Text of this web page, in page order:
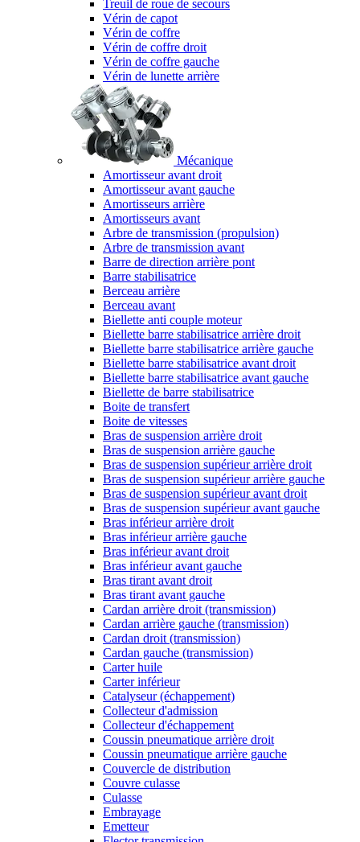
Treuil de roue de secours
Vérin de capot
Vérin de coffre
Vérin de coffre droit
Vérin de coffre gauche
Vérin de lunette arrière
Mécanique
Amortisseur avant droit
Amortisseur avant gauche
Amortisseurs arrière
Amortisseurs avant
Arbre de transmission (propulsion)
Arbre de transmission avant
Barre de direction arrière pont
Barre stabilisatrice
Berceau arrière
Berceau avant
Biellette anti couple moteur
Biellette barre stabilisatrice arrière droit
Biellette barre stabilisatrice arrière gauche
Biellette barre stabilisatrice avant droit
Biellette barre stabilisatrice avant gauche
Biellette de barre stabilisatrice
Boite de transfert
Boite de vitesses
Bras de suspension arrière droit
Bras de suspension arrière gauche
Bras de suspension supérieur arrière droit
Bras de suspension supérieur arrière gauche
Bras de suspension supérieur avant droit
Bras de suspension supérieur avant gauche
Bras inférieur arrière droit
Bras inférieur arrière gauche
Bras inférieur avant droit
Bras inférieur avant gauche
Bras tirant avant droit
Bras tirant avant gauche
Cardan arrière droit (transmission)
Cardan arrière gauche (transmission)
Cardan droit (transmission)
Cardan gauche (transmission)
Carter huile
Carter inférieur
Catalyseur (échappement)
Collecteur d'admission
Collecteur d'échappement
Coussin pneumatique arrière droit
Coussin pneumatique arrière gauche
Couvercle de distribution
Couvre culasse
Culasse
Embrayage
Emetteur